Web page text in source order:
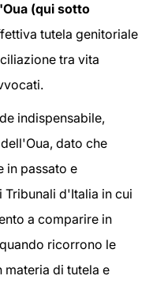
(qui sotto
tutela genitoriale
tra vita
indispensabile,
dato che
in passato e
d'Italia in cui
a comparire in
ricorrono le
di tutela e